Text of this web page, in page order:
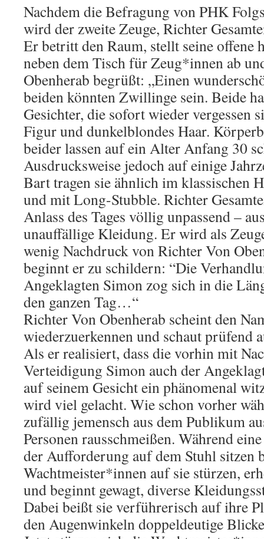
Nachdem die Befragung von PHK
wird der zweite Zeuge, Richter
Er betritt den Raum, stellt seine offene
neben dem Tisch für Zeug*innen ab
Obenherab begrüßt: „Einen
beiden könnten Zwillinge sein. Beide
Gesichter, die sofort wieder vergessen
Figur und dunkelblondes Haar.
beider lassen auf ein Alter Anfang 30
Ausdrucksweise jedoch auf einige
Bart tragen sie ähnlich im klassischen
und mit Long-Stubble. Richter
Anlass des Tages völlig unpassend –
unauffällige Kleidung. Er wird als
wenig Nachdruck von Richter Von
beginnt er zu schildern: “Die
Angeklagten Simon zog sich in die
den ganzen Tag…“
Richter Von Obenherab scheint den
wiederzuerkennen und schaut prüfend
Als er realisiert, dass die vorhin mit
Verteidigung Simon auch der
auf seinem Gesicht ein phänomenal
wird viel gelacht. Wie schon vorher
zufällig jemensch aus dem Publikum
Personen rausschmeißen. Während
der Aufforderung auf dem Stuhl sitzen
Wachtmeister*innen auf sie stürzen,
und beginnt gewagt, diverse
Dabei beißt sie verführerisch auf ihre
den Augenwinkeln doppeldeutige